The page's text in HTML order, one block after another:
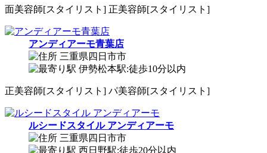
面美容師[スタイリスト] 正美容師[スタイリスト]
アンディアーモ青葉店
三重県四日市市
伊勢松本駅:徒歩10分以内
正美容師[スタイリスト] パ美容師[スタイリスト]
ルシードスタイル アンディアーモ
三重県四日市市
西日野駅:徒歩20分以内